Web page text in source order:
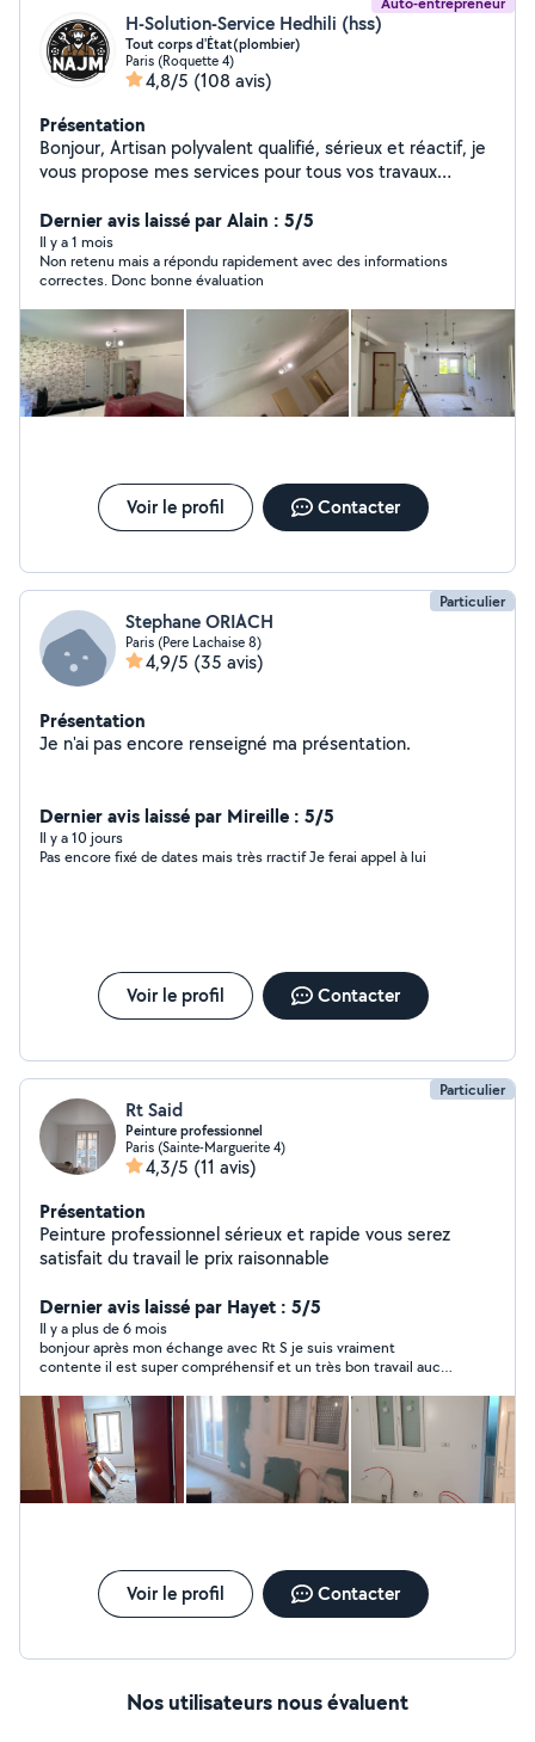
H-Solution-Service Hedhili (hss)
Tout corps d'État(plombier)
Paris (Roquette 4)
4,8/5 (108 avis)
Présentation
Bonjour, Artisan polyvalent qualifié, sérieux et réactif, je
vous propose mes services pour tous vos travaux
un haut niveau de qualité et de finition. Plomberie &
installation sanitaire Installation, remplacement et
dépannage de WC, éviers, lavabos, robinetterie, parois
et receveurs de douche. Intervention rapide en cas de
fuite ou panne urgente. Installation électrique &
dépannage Petits travaux électriques, installations,
réparations, pannes et mises en sécurité. Maçonnerie,
carrelage & sols Petits travaux de maçonnerie, pose de
carrelage, lino, parquet et revêtements de sol.
mesure, pose de climatisation. Urgences & dépannages
rapides Disponible pour les interventions urgentes selon
disponibilité, avec réactivité et efficacité.
Dernier avis laissé par Alain : 5/5
Il y a 1 mois
Non retenu mais a répondu rapidement avec des informations
correctes. Donc bonne évaluation
Voir le profil Contacter
Particulier
Stephane ORIACH
Paris (Pere Lachaise 8)
4,9/5 (35 avis)
Présentation
Je n'ai pas encore renseigné ma présentation.
Dernier avis laissé par Mireille : 5/5
Il y a 10 jours
Pas encore fixé de dates mais très rractif Je ferai appel à lui
Voir le profil Contacter
Particulier
Rt Said
Peinture professionnel
Paris (Sainte-Marguerite 4)
4,3/5 (11 avis)
Présentation
Peinture professionnel sérieux et rapide vous serez
satisfait du travail le prix raisonnable
Dernier avis laissé par Hayet : 5/5
Il y a plus de 6 mois
bonjour après mon échange avec Rt S je suis vraiment
contente il est super compréhensif et un très bon travail aucun
donné l'envie pour refaire complètement l'appartement je le
recommande vivement merci beaucoup autre fois
Voir le profil Contacter
Nos utilisateurs nous évaluent